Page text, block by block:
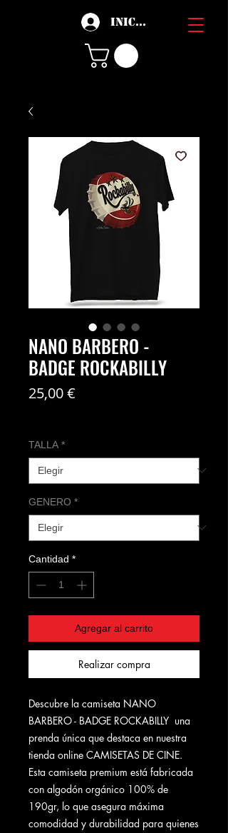
Iniciar sesión
NANO BARBERO -
BADGE ROCKABILLY
25,00 €
TALLA *
GENERO *
Cantidad *
Agregar al carrito
Realizar compra
Descubre la camiseta NANO
BARBERO - BADGE ROCKABILLY una
prenda única que destaca en nuestra
tienda online CAMISETAS DE CINE.
Esta camiseta premium está fabricada
con algodón orgánico 100% de
190gr, lo que asegura máxima
comodidad y durabilidad para quienes